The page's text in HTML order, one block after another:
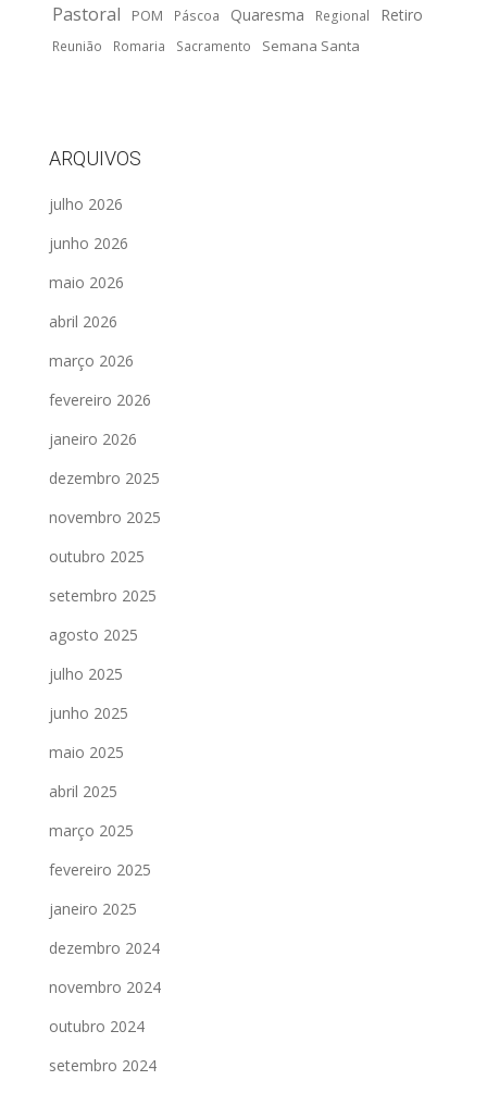
Pastoral
POM Páscoa Quaresma Regional Retiro
Reunião Romaria Sacramento Semana Santa
ARQUIVOS
julho 2026
junho 2026
maio 2026
abril 2026
março 2026
fevereiro 2026
janeiro 2026
dezembro 2025
novembro 2025
outubro 2025
setembro 2025
agosto 2025
julho 2025
junho 2025
maio 2025
abril 2025
março 2025
fevereiro 2025
janeiro 2025
dezembro 2024
novembro 2024
outubro 2024
setembro 2024